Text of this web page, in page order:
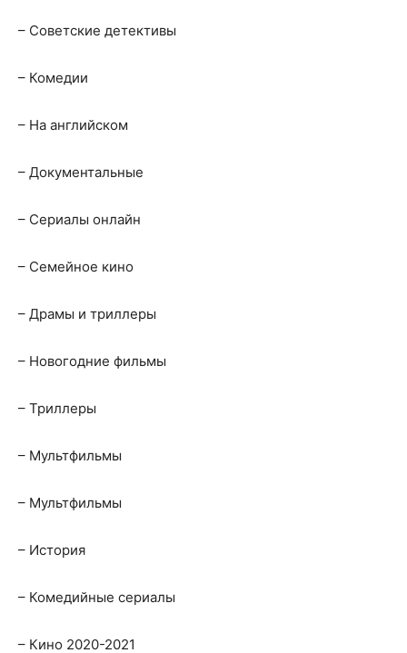
– Cоветские детективы
– Комедии
– На английском
– Документальные
– Сериалы онлайн
– Семейное кино
– Драмы и триллеры
– Новогодние фильмы
– Триллеры
– Мультфильмы
– Мультфильмы
– История
– Комедийные сериалы
– Кино 2020-2021